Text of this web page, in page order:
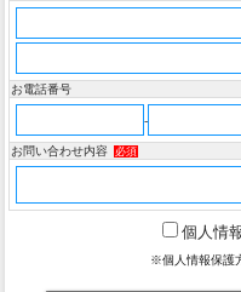
お電話番号
-
お問い合わせ内容 必須
個人情
※個人情報保護